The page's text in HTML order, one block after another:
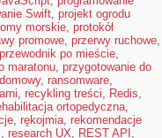
Swift, projekt ogrodu
morskie, protokół
promowe, przerwy ruchowe,
przewodnik po mieście,
maratonu, przygotowanie do
, ransomware,
, recykling treści, Redis,
ortopedyczna,
, rękojmia, rekomendacje
, research UX, REST API ,